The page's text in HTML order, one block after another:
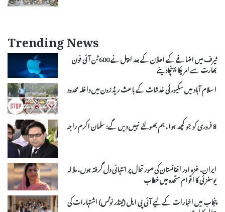
Trending News
ٹیرف میں اضافے کے اعلان کے بعد ایپل نے 600 ٹن آئی فون
بھارت سے امریکا پہنچادیئے
اسلام آباد میں سکیورٹی خدشات کے باعث ریڈ زون میں داخلہ محدود
8 فروری کو جو کچھ ہوا، ہم بھولنے نہیں دیں گے: سلمان اکرم راجہ
ایران، غزہ اور افغانستان کی صورتحال پر انتہائی دل گرفتہ ہوں، ملالہ
یوسفزئی کا اقوام متحدہ میں خطاب
پنجاب میں اخبارات کے لیے آئی پی ایل (ٹینڈر نوٹس) اشتہارات کی